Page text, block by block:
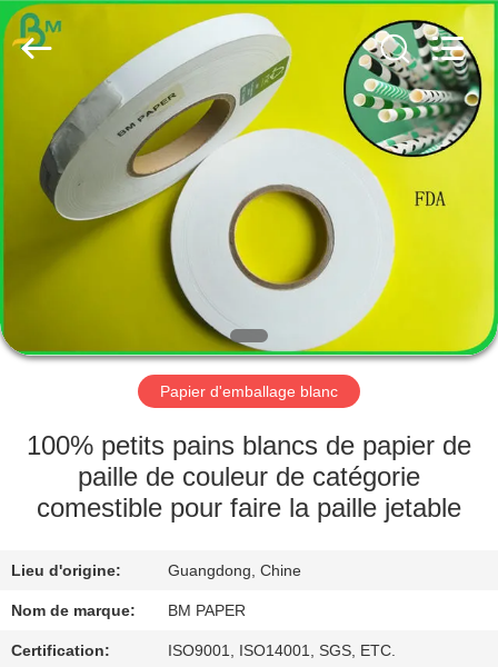
MAISON
PRODUITS
DE
NOUS
VISITE
D'USINE
DE
QUALITÉ
GUANGZHOU
BMPAPER
CO.,
LTD..
Papier d'emballage blanc
100% petits pains blancs de papier de
paille de couleur de catégorie
comestible pour faire la paille jetable
Lieu d'origine: Guangdong, Chine
Nom de marque: BM PAPER
Certification: ISO9001, ISO14001, SGS, ETC.